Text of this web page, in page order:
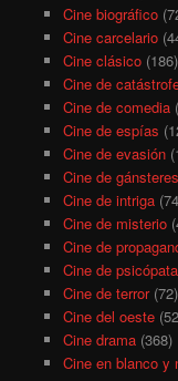
Cine biográfico
Cine carcelario
Cine clásico(186)
Cine de
Cine de comedia
Cine de espías
Cine de evasión
Cine de gánsteres
Cine de intriga
Cine de misterio
Cine de
Cine de
Cine de terror(72)
Cine del oeste
Cine drama(368)
Cine en blanco y